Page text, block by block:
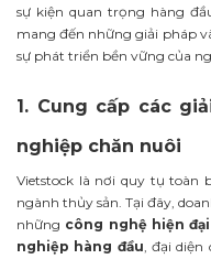
sự kiện quan trọng hàng
mang đến những giải pháp
sự phát triển bền vững của
1. Cung cấp các
nghiệp chăn nuôi
Vietstock là nơi quy tụ toàn
ngành thủy sản. Tại đây,
những công nghệ hiện đại
nghiệp hàng đầu, đại